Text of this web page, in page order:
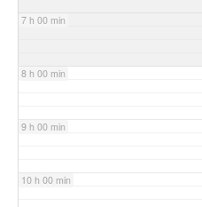
7 h 00 min
8 h 00 min
9 h 00 min
10 h 00 min